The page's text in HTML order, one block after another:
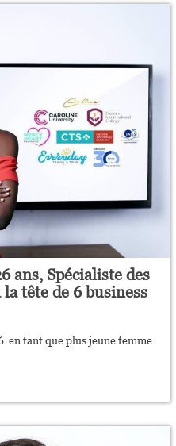
ans, Spécialiste des
tête de 6 business
en tant que plus jeune femme